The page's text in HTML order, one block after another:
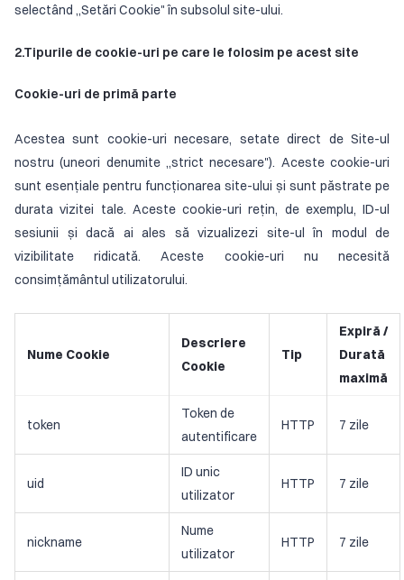
selectând „Setări Cookie" în subsolul site-ului.
2.Tipurile de cookie-uri pe care le folosim pe acest site
Cookie-uri de primă parte
Acestea sunt cookie-uri necesare, setate direct de Site-ul
nostru (uneori denumite „strict necesare"). Aceste cookie-uri
sunt esențiale pentru funcționarea site-ului și sunt păstrate pe
durata vizitei tale. Aceste cookie-uri rețin, de exemplu, ID-ul
sesiunii și dacă ai ales să vizualizezi site-ul în modul de
vizibilitate ridicată. Aceste cookie-uri nu necesită
consimțământul utilizatorului.
Nume Cookie
Descriere
Cookie
Tip
Expiră /
Durată
maximă
token
Token de
autentificare
HTTP 7 zile
uid
ID unic
utilizator
HTTP 7 zile
nickname
Nume
utilizator
HTTP 7 zile